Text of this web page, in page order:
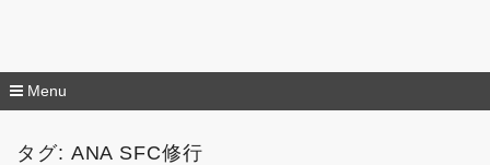
Menu
タグ: ANA SFC修行